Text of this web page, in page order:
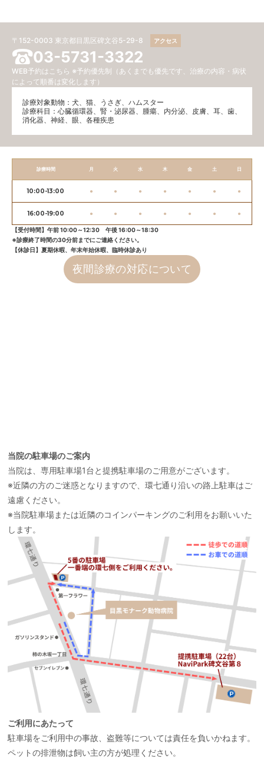
〒152-0003 東京都目黒区碑文谷5-29-8 アクセス
03-5731-3322
WEB予約はこちら ※予約優先制（あくまでも優先です、治療の内容・病状
によって順番は変化します）
診療対象動物：犬、猫、うさぎ、ハムスター
診療科目：⼼臓循環器、腎・泌尿器、腫瘍、内分泌、⽪膚、耳、歯、
消化器、神経、眼、各種疾患
診療時間 月 火 水 木 金 土 日
10:00-13:00 ● ● ● ● ● ● ●
16:00-19:00 ● ● ● ● ● ● ●
【受付時間】午前 10:00～12:30 午後 16:00～18:30
※診療終了時間の30分前までにご連絡ください。
【休診日】夏期休暇、年末年始休暇、臨時休診あり
夜間診療の対応について
当院の駐車場のご案内
当院は、専用駐車場1台と提携駐車場のご用意がございます。
※近隣の方のご迷惑となりますので、環七通り沿いの路上駐車はご
遠慮ください。
※当院駐車場または近隣のコインパーキングのご利用をお願いいた
します。
ご利用にあたって
駐車場をご利用中の事故、盗難等については責任を負いかねます。
ペットの排泄物は飼い主の方が処理ください。